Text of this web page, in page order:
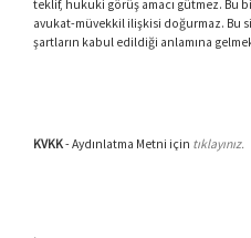
teklif, hukuki görüş amacı gütmez. Bu
avukat-müvekkil ilişkisi doğurmaz. Bu
şartların kabul edildiği anlamına
KVKK- Aydınlatma Metni için tıklayınız.